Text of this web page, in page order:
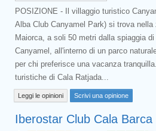
POSIZIONE - Il villaggio turistico
Alba Club Canyamel Park) si trova nella
Maiorca, a soli 50 metri dalla spiaggia
Canyamel, all'interno di un parco
per chi preferisce una vacanza
turistiche di Cala Ratjada...
Leggi le opinioni Scrivi una opinione
Iberostar Club Cala Barca